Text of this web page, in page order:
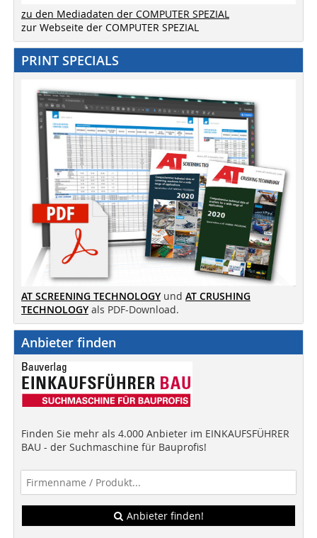
zu den Mediadaten der COMPUTER SPEZIAL
zur Webseite der COMPUTER SPEZIAL
PRINT SPECIALS
AT SCREENING TECHNOLOGY und AT CRUSHING
TECHNOLOGY als PDF-Download.
Anbieter finden
Finden Sie mehr als 4.000 Anbieter im EINKAUFSFÜHRER
BAU - der Suchmaschine für Bauprofis!
Anbieter finden!